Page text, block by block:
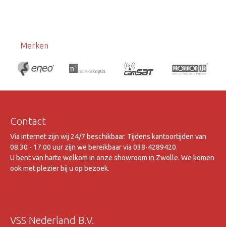
Merken
Contact
Via internet zijn wij 24/7 beschikbaar. Tijdens kantoortijden van
08.30 - 17.00 uur zijn we bereikbaar via 038-4289420.
U bent van harte welkom in onze showroom in Zwolle. We komen
ook met plezier bij u op bezoek.
VSS Nederland B.V.